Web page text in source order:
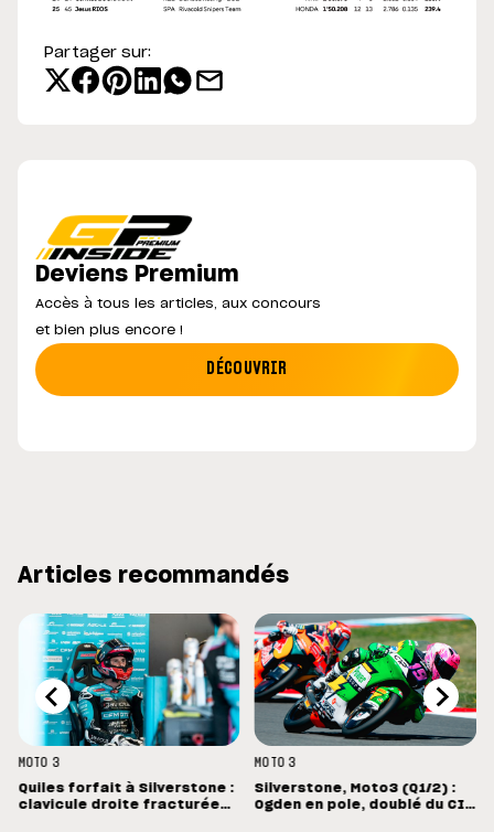
Partager sur:
Deviens Premium
Accès à tous les articles, aux concours
et bien plus encore !
DÉCOUVRIR
Articles recommandés
MOTO 3
Quiles forfait à Silverstone :
clavicule droite fracturée
MOTO 3
Silverstone, Moto3 (Q1/2) :
Ogden en pole, doublé du CIP